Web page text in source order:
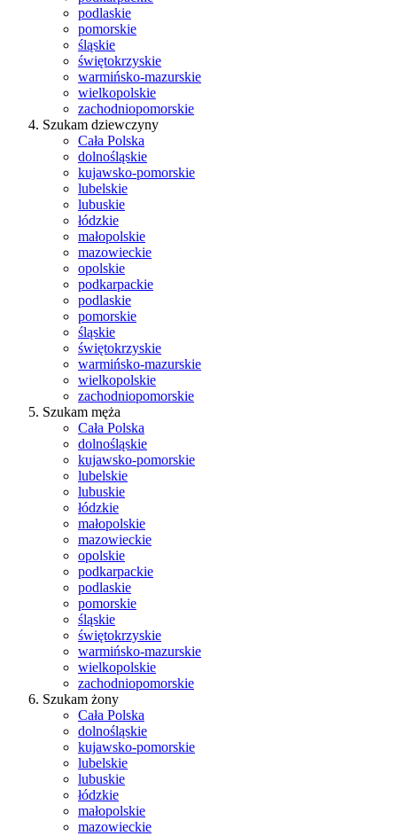
podlaskie
pomorskie
śląskie
świętokrzyskie
warmińsko-mazurskie
wielkopolskie
zachodniopomorskie
Szukam dziewczyny
Cała Polska
dolnośląskie
kujawsko-pomorskie
lubelskie
lubuskie
łódzkie
małopolskie
mazowieckie
opolskie
podkarpackie
podlaskie
pomorskie
śląskie
świętokrzyskie
warmińsko-mazurskie
wielkopolskie
zachodniopomorskie
Szukam męża
Cała Polska
dolnośląskie
kujawsko-pomorskie
lubelskie
lubuskie
łódzkie
małopolskie
mazowieckie
opolskie
podkarpackie
podlaskie
pomorskie
śląskie
świętokrzyskie
warmińsko-mazurskie
wielkopolskie
zachodniopomorskie
Szukam żony
Cała Polska
dolnośląskie
kujawsko-pomorskie
lubelskie
lubuskie
łódzkie
małopolskie
mazowieckie